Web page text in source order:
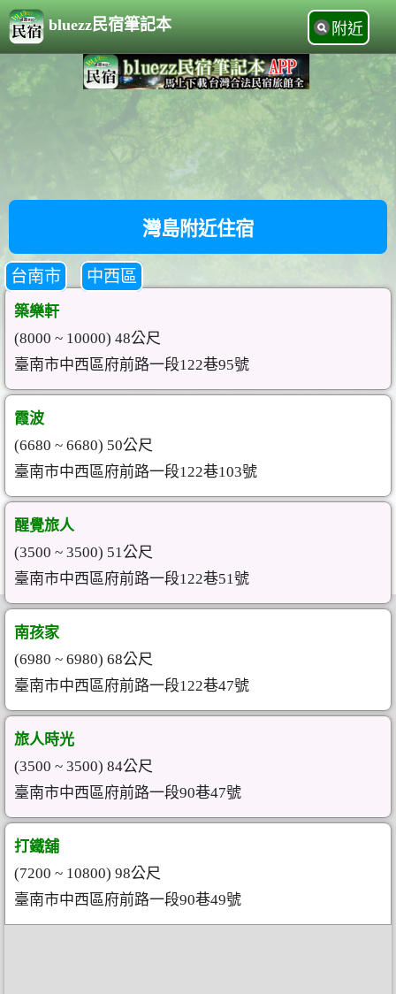
bluezz民宿筆記本 附近
灣島附近住宿
台南市 中西區
築樂軒
(8000 ~ 10000) 48公尺
臺南市中西區府前路一段122巷95號
霞波
(6680 ~ 6680) 50公尺
臺南市中西區府前路一段122巷103號
醒覺旅人
(3500 ~ 3500) 51公尺
臺南市中西區府前路一段122巷51號
南孩家
(6980 ~ 6980) 68公尺
臺南市中西區府前路一段122巷47號
旅人時光
(3500 ~ 3500) 84公尺
臺南市中西區府前路一段90巷47號
打鐵舖
(7200 ~ 10800) 98公尺
臺南市中西區府前路一段90巷49號